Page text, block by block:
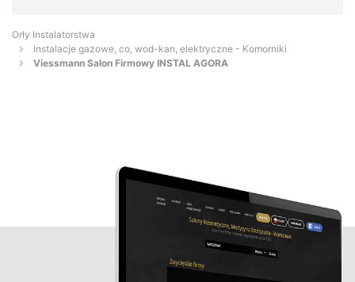
Orły Instalatorstwa
Instalacje gazowe, co, wod-kan, elektryczne - Komorniki
Viessmann Salon Firmowy INSTAL AGORA